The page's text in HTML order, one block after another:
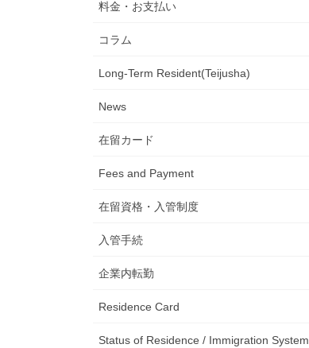
料金・お支払い
コラム
Long-Term Resident(Teijusha)
News
在留カード
Fees and Payment
在留資格・入管制度
入管手続
企業内転勤
Residence Card
Status of Residence / Immigration System